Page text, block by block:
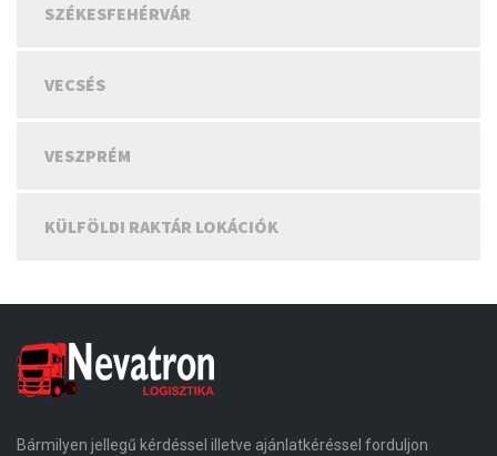
SZÉKESFEHÉRVÁR
VECSÉS
VESZPRÉM
KÜLFÖLDI RAKTÁR LOKÁCIÓK
Bármilyen jellegű kérdéssel illetve ajánlatkéréssel forduljon